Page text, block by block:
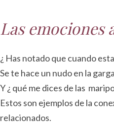
Las emociones
¿ Has notado que cuando
Se te hace un nudo en la
Y ¿ qué me dices de las
Estos son ejemplos de la
relacionados.